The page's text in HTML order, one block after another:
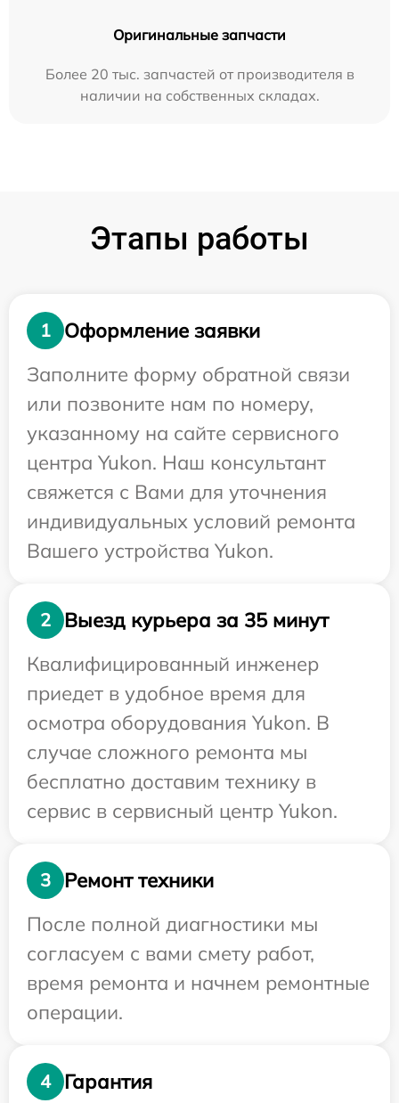
Оригинальные запчасти
Более 20 тыс. запчастей от производителя в
наличии на собственных складах.
Этапы работы
1
Оформление заявки
Заполните форму обратной связи
или позвоните нам по номеру,
указанному на сайте сервисного
центра Yukon. Наш консультант
свяжется с Вами для уточнения
индивидуальных условий ремонта
Вашего устройства Yukon.
2
Выезд курьера за 35 минут
Квалифицированный инженер
приедет в удобное время для
осмотра оборудования Yukon. В
случае сложного ремонта мы
бесплатно доставим технику в
сервис в сервисный центр Yukon.
3
Ремонт техники
После полной диагностики мы
согласуем с вами смету работ,
время ремонта и начнем ремонтные
операции.
4 Гарантия